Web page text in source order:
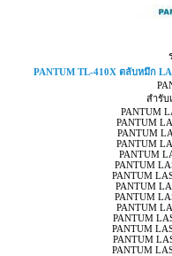
PANTUM TL-410X ตลับหมึก
สำรับ
PANTUM
PANTUM
PANTUM
PANTUM
PANTUM
PANTUM
PANTUM
PANTUM
PANTUM
PANTUM
PANTUM
PANTUM
PANTUM
PANTUM